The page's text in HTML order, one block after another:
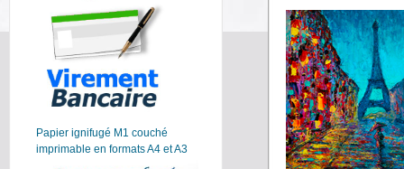
Papier ignifugé M1 couché
imprimable en formats A4 et A3